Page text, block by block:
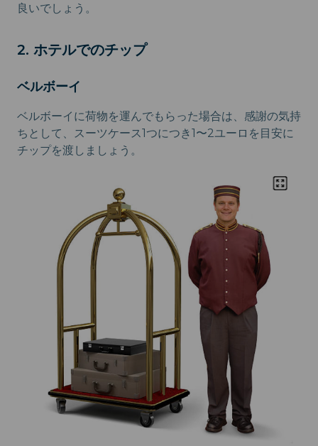
良いでしょう。
2. ホテルでのチップ
ベルボーイ
ベルボーイに荷物を運んでもらった場合は、感謝の気持
ちとして、スーツケース1つにつき1〜2ユーロを目安に
チップを渡しましょう。